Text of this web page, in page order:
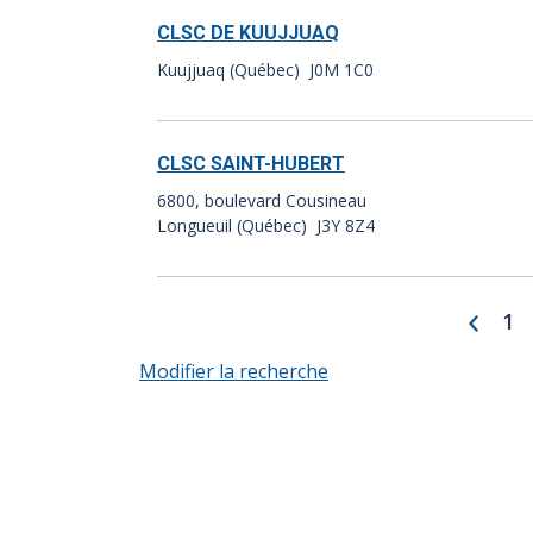
CLSC DE KUUJJUAQ
Kuujjuaq (Québec) J0M 1C0
CLSC SAINT-HUBERT
6800, boulevard Cousineau
Longueuil (Québec) J3Y 8Z4
1
Modifier la recherche